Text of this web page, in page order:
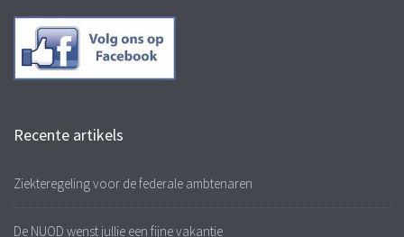
Recente artikels
Ziekteregeling voor de federale ambtenaren
De NUOD wenst jullie een fijne vakantie